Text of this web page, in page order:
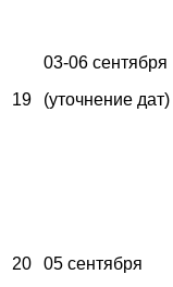
19
03-06 сентября
(уточнение дат)
20 05 сентября